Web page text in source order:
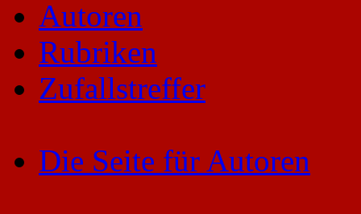
Autoren
Rubriken
Zufallstreffer
Die Seite für Autoren